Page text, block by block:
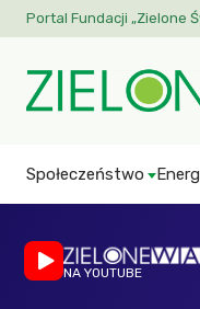
Portal Fundacji „Zielone
Społeczeństwo
NA YOUTUBE